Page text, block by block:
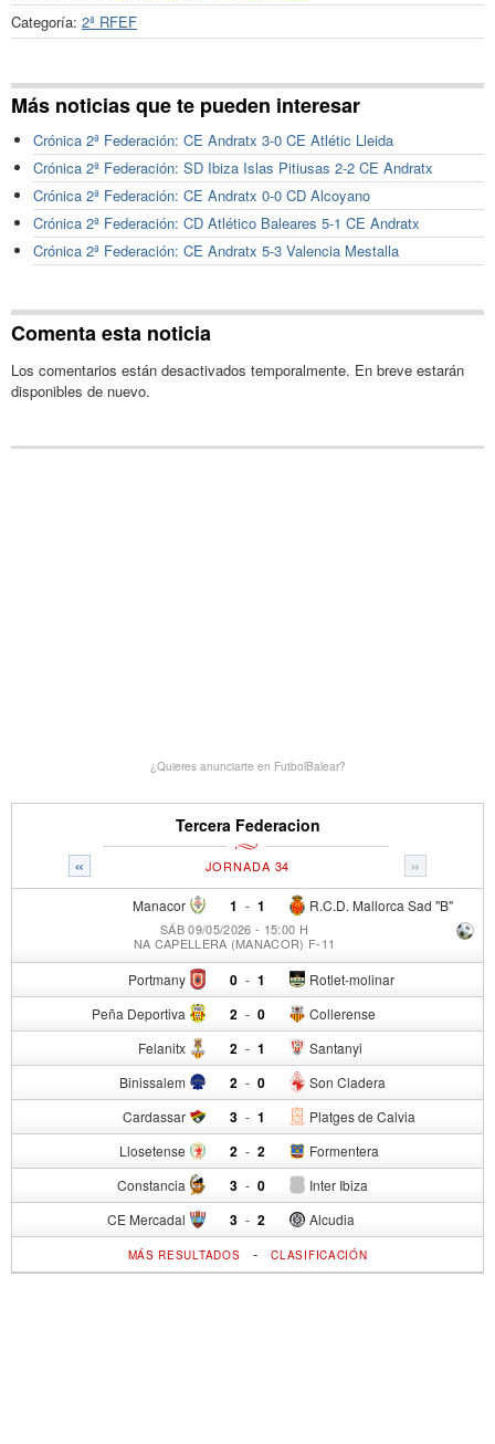
Categoría: 2ª RFEF
Más noticias que te pueden interesar
Crónica 2ª Federación: CE Andratx 3-0 CE Atlétic Lleida
Crónica 2ª Federación: SD Ibiza Islas Pitiusas 2-2 CE Andratx
Crónica 2ª Federación: CE Andratx 0-0 CD Alcoyano
Crónica 2ª Federación: CD Atlético Baleares 5-1 CE Andratx
Crónica 2ª Federación: CE Andratx 5-3 Valencia Mestalla
Comenta esta noticia
Los comentarios están desactivados temporalmente. En breve estarán
disponibles de nuevo.
¿Quieres anunciarte en FutbolBalear?
Tercera Federacion
« »
JORNADA 34
Manacor 1 - R.C.D. Mallorca Sad "B"
1
SÁB 09/05/2026 - 15:00 H
NA CAPELLERA (MANACOR) F-11
Portmany 0 - Rotlet-molinar
1
Peña Deportiva 2 - Collerense
0
Felanitx 2 - Santanyi
1
Binissalem 2 - Son Cladera
0
Cardassar 3 - Platges de Calvia
1
Llosetense 2 - Formentera
2
Constancia 3 - Inter Ibiza
0
CE Mercadal 3 - Alcudia
2
MÁS RESULTADOS -CLASIFICACIÓN